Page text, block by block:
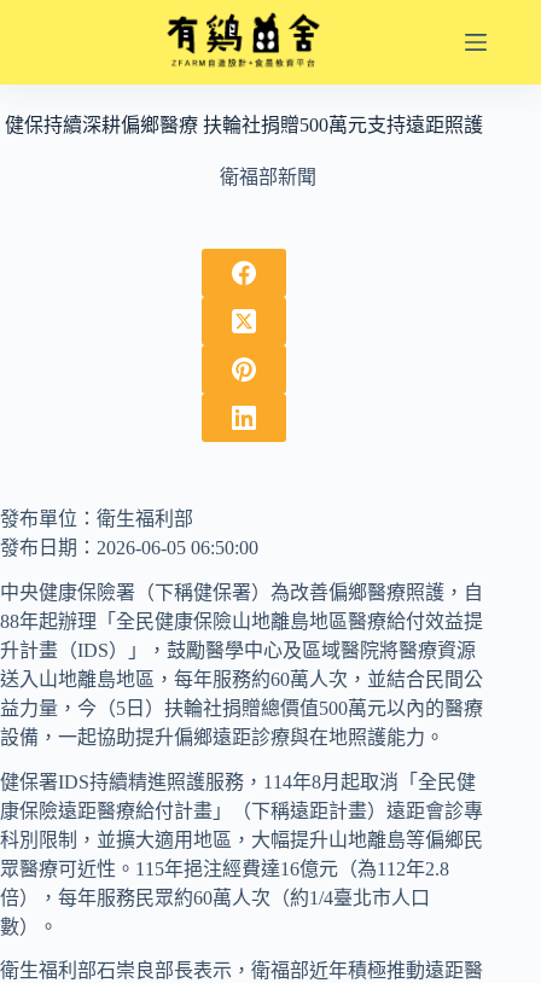
內
健保持續深耕偏鄉醫療 扶輪社捐贈500萬元支持遠距照護
衛福部新聞
發布單位：衛生福利部
發布日期：2026-06-05 06:50:00
中央健康保險署（下稱健保署）為改善偏鄉醫療照護，自
88年起辦理「全民健康保險山地離島地區醫療給付效益提
升計畫（IDS）」，鼓勵醫學中心及區域醫院將醫療資源
送入山地離島地區，每年服務約60萬人次，並結合民間公
益力量，今（5日）扶輪社捐贈總價值500萬元以內的醫療
設備，一起協助提升偏鄉遠距診療與在地照護能力。
健保署IDS持續精進照護服務，114年8月起取消「全民健
康保險遠距醫療給付計畫」（下稱遠距計畫）遠距會診專
科別限制，並擴大適用地區，大幅提升山地離島等偏鄉民
眾醫療可近性。115年挹注經費達16億元（為112年2.8
倍），每年服務民眾約60萬人次（約1/4臺北市人口
數）。
衛生福利部石崇良部長表示，衛福部近年積極推動遠距醫